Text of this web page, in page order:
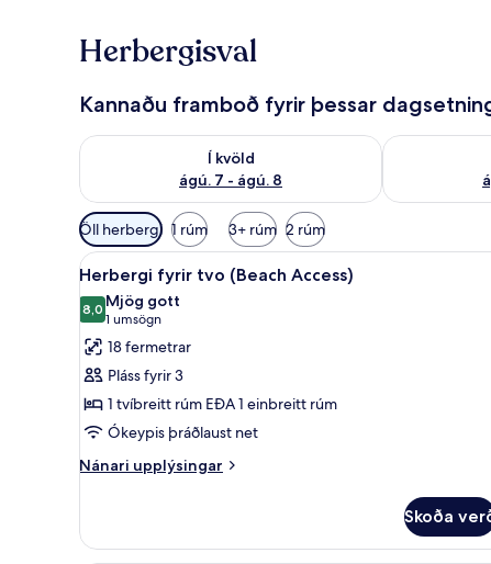
Herbergisval
Kannaðu framboð fyrir þessar
Í kvöld
ágú. 7 - ágú. 8
Athuga framboð í kvöld ágú. 7 - ágú. 8Athuga
Síur
í
boði
fyrir
herbergi
Öll herbergi 1 rúm 3+ rúm 2 rúm
Skoða
allar
myndir
fyrir
Herbergi
fyrir
tvo
(Beach
Access)
Herbergi fyrir tvo (Beach
3
Herbergi fyrir tvo (Beach Access)
8,08,0 af 10
Mjög gott
1 umsögn
(1
umsögn)
18 fermetrar
Pláss fyrir 3
1 tvíbreitt rúm EÐA 1 einbreitt rúm
Ókeypis þráðlaust net
Nánari upplýsingar
Nánari
fyrir
Skoða